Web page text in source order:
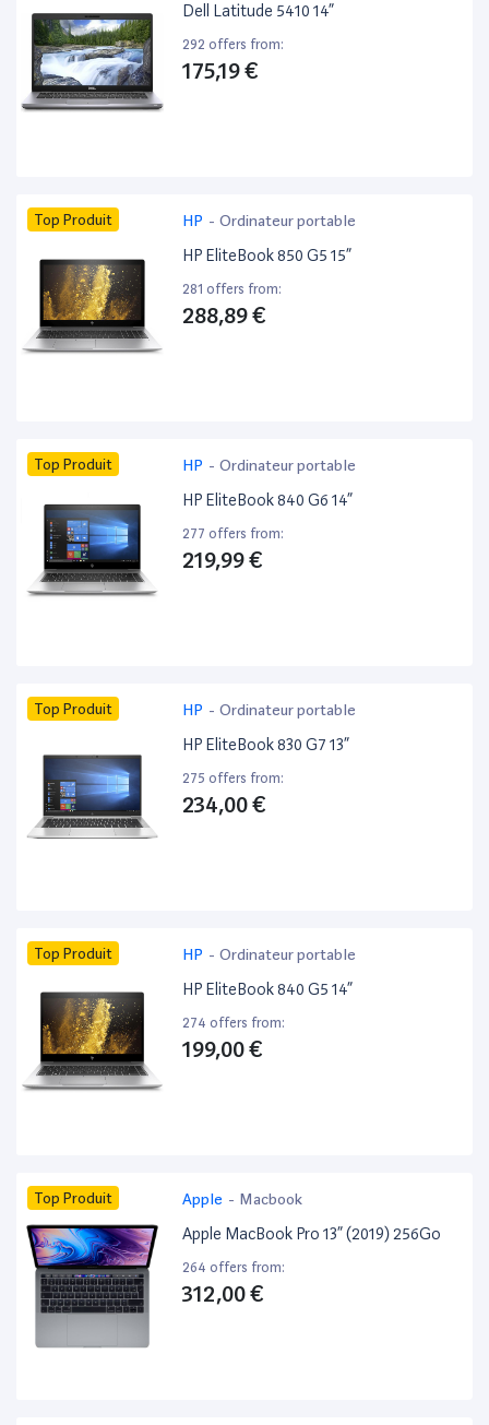
Dell Latitude 5410 14”
292 offers from:
175,19 €
Top Produit HP - Ordinateur portable
HP EliteBook 850 G5 15”
281 offers from:
288,89 €
Top Produit HP - Ordinateur portable
HP EliteBook 840 G6 14”
277 offers from:
219,99 €
Top Produit HP - Ordinateur portable
HP EliteBook 830 G7 13”
275 offers from:
234,00 €
Top Produit HP - Ordinateur portable
HP EliteBook 840 G5 14”
274 offers from:
199,00 €
Top Produit Apple - Macbook
Apple MacBook Pro 13” (2019) 256Go
264 offers from:
312,00 €